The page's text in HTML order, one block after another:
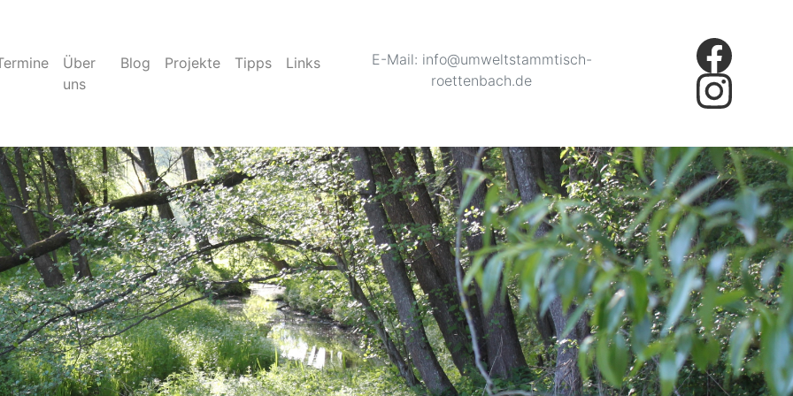
Über
uns
Blog Projekte Tipps Links
E-Mail: info@umweltstammtisch-
roettenbach.de